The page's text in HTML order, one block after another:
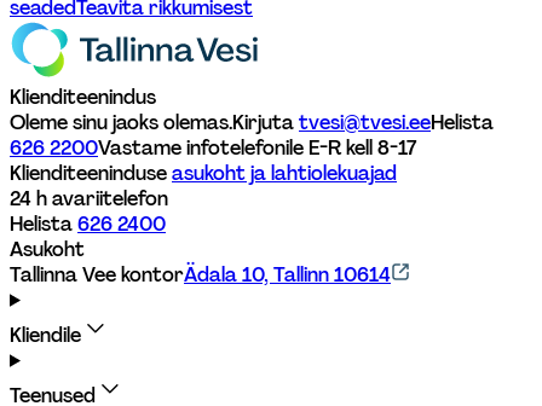
seadedTeavita rikkumisest
Klienditeenindus
Oleme sinu jaoks olemas.Kirjuta tvesi@tvesi.eeHelista
626 2200Vastame infotelefonile E-R kell 8-17
Klienditeeninduse asukoht ja lahtiolekuajad
24 h avariitelefon
Helista 626 2400
Asukoht
Tallinna Vee kontorÄdala 10, Tallinn 10614
Kliendile
Teenused